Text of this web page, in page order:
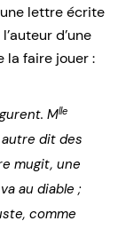
lettre écrite
d’une
la faire jouer :
Mlle
dit des
mugit, une
au diable ;
comme